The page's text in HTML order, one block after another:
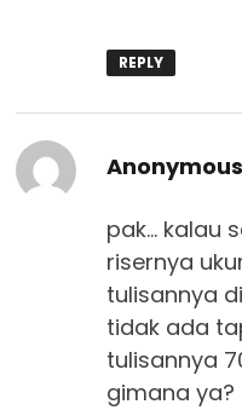
REPLY
Anonymous
pak… kalau
risernya
tulisannya
tidak ada
tulisannya
gimana ya?